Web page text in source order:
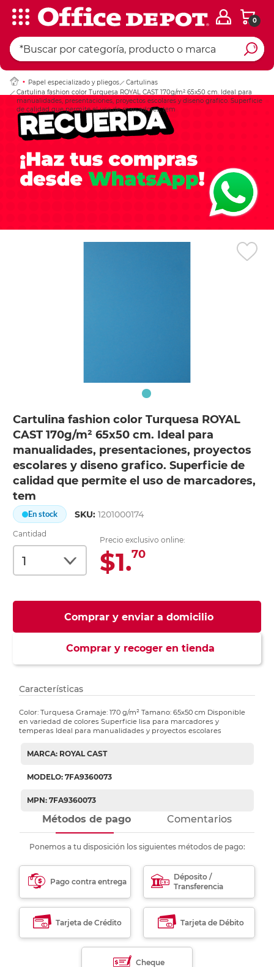
0
Papel especializado y pliegos
Cartulinas
Cartulina fashion color Turquesa ROYAL CAST 170g/m² 65x50 cm. Ideal para
manualidades, presentaciones, proyectos escolares y diseno grafico. Superficie
de calidad que permite el uso de marcadores, tem
Cartulina fashion color Turquesa ROYAL
CAST 170g/m² 65x50 cm. Ideal para
manualidades, presentaciones, proyectos
escolares y diseno grafico. Superficie de
calidad que permite el uso de marcadores,
tem
En stock SKU:1201000174
Cantidad
Precio exclusivo online:
$1.70
Comprar y enviar a domicilio
Comprar y recoger en tienda
Ingresar Codigo
Características
Color: Turquesa Gramaje: 170 g/m² Tamano: 65x50 cm Disponible
en variedad de colores Superficie lisa para marcadores y
temperas Ideal para manualidades y proyectos escolares
MARCA: ROYAL CAST
MODELO: 7FA9360073
MPN: 7FA9360073
Métodos de pago Comentarios
Ponemos a tu disposición los siguientes métodos de pago:
Pago contra entrega
Déposito /
Transferencia
Tarjeta de Crédito Tarjeta de Débito
Cheque